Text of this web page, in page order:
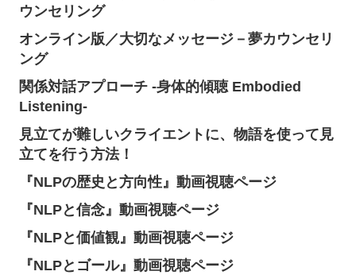
ウンセリング
オンライン版／大切なメッセージ－夢カウンセリ
ング
関係対話アプローチ -身体的傾聴 Embodied
Listening-
見立てが難しいクライエントに、物語を使って見
立てを行う方法！
『NLPの歴史と方向性』動画視聴ページ
『NLPと信念』動画視聴ページ
『NLPと価値観』動画視聴ページ
『NLPとゴール』動画視聴ページ